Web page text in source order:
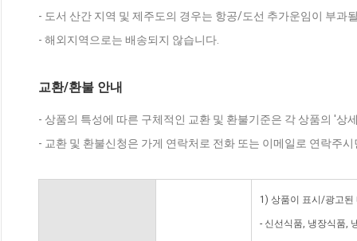
- 도서 산간 지역 및 제주도의 경우는 항공/도선 추가운임이 부과
- 해외지역으로는 배송되지 않습니다.
교환/환불 안내
- 상품의 특성에 따른 구체적인 교환 및 환불기준은 각 상품의 '상
- 교환 및 환불신청은 가게 연락처로 전화 또는 이메일로 연락주
1) 상품이 표시/광고된
- 신선식품, 냉장식품,